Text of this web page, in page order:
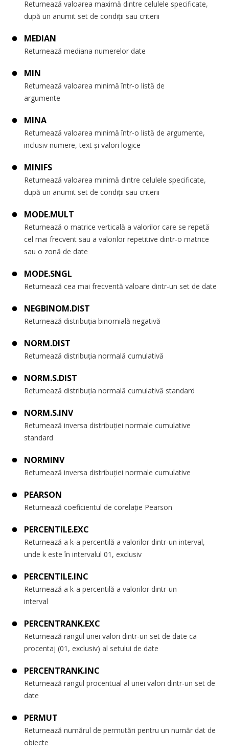
Returnează valoarea maximă dintre celulele specificate,
după un anumit set de condiții sau criterii
MEDIAN
Returnează mediana numerelor date
MIN
Returnează valoarea minimă într-o listă de
argumente
MINA
Returnează valoarea minimă într-o listă de argumente,
inclusiv numere, text și valori logice
MINIFS
Returnează valoarea minimă dintre celulele specificate,
după un anumit set de condiții sau criterii
MODE.MULT
Returnează o matrice verticală a valorilor care se repetă
cel mai frecvent sau a valorilor repetitive dintr-o matrice
sau o zonă de date
MODE.SNGL
Returnează cea mai frecventă valoare dintr-un set de date
NEGBINOM.DIST
Returnează distribuția binomială negativă
NORM.DIST
Returnează distribuția normală cumulativă
NORM.S.DIST
Returnează distribuția normală cumulativă standard
NORM.S.INV
Returnează inversa distribuției normale cumulative
standard
NORMINV
Returnează inversa distribuției normale cumulative
PEARSON
Returnează coeficientul de corelație Pearson
PERCENTILE.EXC
Returnează a k-a percentilă a valorilor dintr-un interval,
unde k este în intervalul 01, exclusiv
PERCENTILE.INC
Returnează a k-a percentilă a valorilor dintr-un
interval
PERCENTRANK.EXC
Returnează rangul unei valori dintr-un set de date ca
procentaj (01, exclusiv) al setului de date
PERCENTRANK.INC
Returnează rangul procentual al unei valori dintr-un set de
date
PERMUT
Returnează numărul de permutări pentru un număr dat de
obiecte